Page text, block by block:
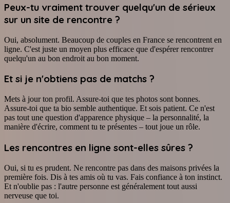
Peux-tu vraiment trouver quelqu'un de sérieux
sur un site de rencontre ?
Oui, absolument. Beaucoup de couples en France se rencontrent en
ligne. C'est juste un moyen plus efficace que d'espérer rencontrer
quelqu'un au bon endroit au bon moment.
Et si je n'obtiens pas de matchs ?
Mets à jour ton profil. Assure-toi que tes photos sont bonnes.
Assure-toi que ta bio semble authentique. Et sois patient. Ce n'est
pas tout une question d'apparence physique – la personnalité, la
manière d'écrire, comment tu te présentes – tout joue un rôle.
Les rencontres en ligne sont-elles sûres ?
Oui, si tu es prudent. Ne rencontre pas dans des maisons privées la
première fois. Dis à tes amis où tu vas. Fais confiance à ton instinct.
Et n'oublie pas : l'autre personne est généralement tout aussi
nerveuse que toi.